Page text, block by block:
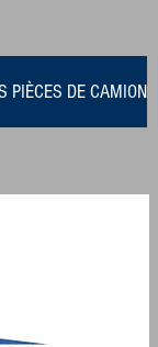
PIÈCES DE CAMION